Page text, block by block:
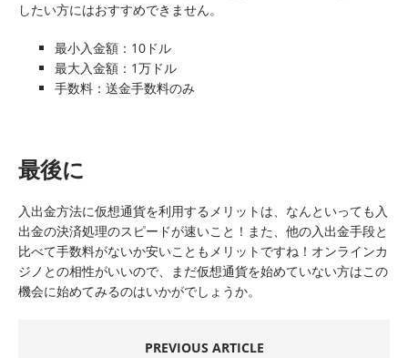
したい方にはおすすめできません。
最小入金額：10ドル
最大入金額：1万ドル
手数料：送金手数料のみ
最後に
入出金方法に仮想通貨を利用するメリットは、なんといっても入
出金の決済処理のスピードが速いこと！また、他の入出金手段と
比べて手数料がないか安いこともメリットですね！オンラインカ
ジノとの相性がいいので、まだ仮想通貨を始めていない方はこの
機会に始めてみるのはいかがでしょうか。
PREVIOUS ARTICLE